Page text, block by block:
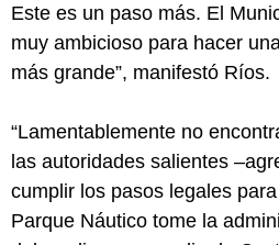
Este es un paso más. El
muy ambicioso para hacer
más grande”, manifestó Ríos.
“Lamentablemente no
las autoridades salientes
cumplir los pasos legales
Parque Náutico tome la